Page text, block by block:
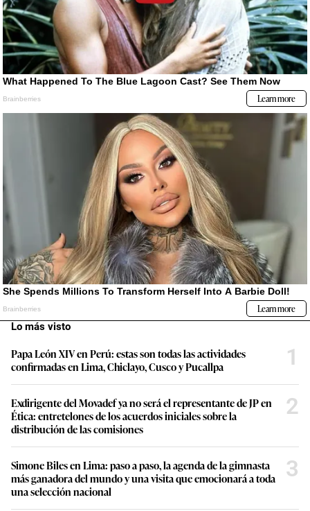
Lo más visto
Papa León XIV en Perú: estas son todas las actividades
confirmadas en Lima, Chiclayo, Cusco y Pucallpa
1
Exdirigente del Movadef ya no será el representante de JP en
Ética: entretelones de los acuerdos iniciales sobre la
distribución de las comisiones
2
Simone Biles en Lima: paso a paso, la agenda de la gimnasta
más ganadora del mundo y una visita que emocionará a toda
una selección nacional
3